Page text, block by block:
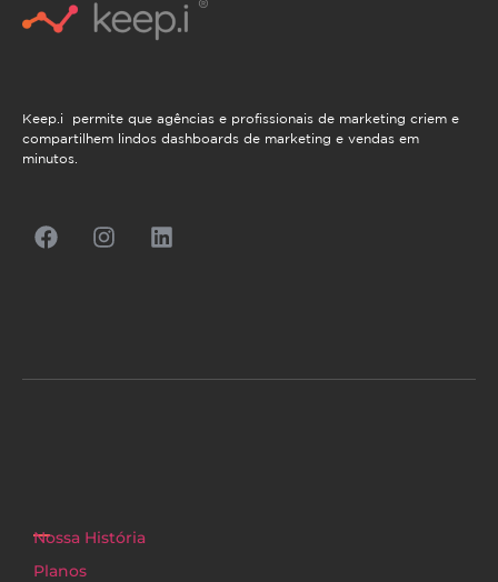
Keep.i permite que agências e profissionais de marketing criem e
compartilhem lindos dashboards de marketing e vendas em
minutos.
Nossa História
Planos